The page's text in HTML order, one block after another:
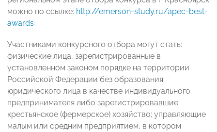
можно по ссылке: http://emerson-study.ru/apec-best-
awards
Участниками конкурсного отбора могут стать:
физические лица, зарегистрированные в
установленном законом порядке на территории
Российской Федерации без образования
юридического лица в качестве индивидуального
предпринимателя либо зарегистрировавшие
крестьянское (фермерское) хозяйство; управляющие
малым или средним предприятием, в котором